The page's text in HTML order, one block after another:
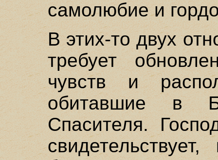
самолюбие и
В этих-то двух
требует
чувств и
обитавшие в
Спасителя.